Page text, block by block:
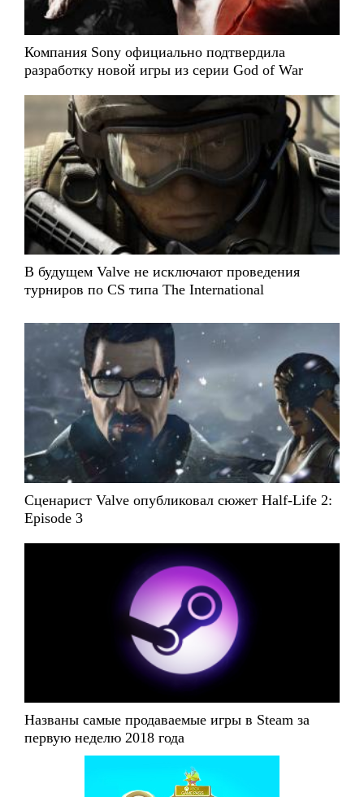
Компания Sony официально подтвердила
разработку новой игры из серии God of War
В будущем Valve не исключают проведения
турниров по CS типа The International
Сценарист Valve опубликовал сюжет Half-Life 2:
Episode 3
Названы самые продаваемые игры в Steam за
первую неделю 2018 года